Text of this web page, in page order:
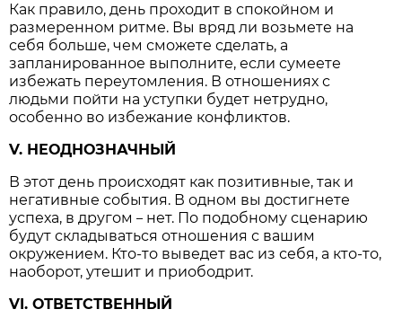
Как правило, день проходит в спокойном и
размеренном ритме. Вы вряд ли возьмете на
себя больше, чем сможете сделать, а
запланированное выполните, если сумеете
избежать переутомления. В отношениях с
людьми пойти на уступки будет нетрудно,
особенно во избежание конфликтов.
V. НЕОДНОЗНАЧНЫЙ
В этот день происходят как позитивные, так и
негативные события. В одном вы достигнете
успеха, в другом– нет. По подобному сценарию
будут складываться отношения с вашим
окружением. Кто-то выведет вас из себя, а кто-то,
наоборот, утешит и приободрит.
VI. ОТВЕТСТВЕННЫЙ